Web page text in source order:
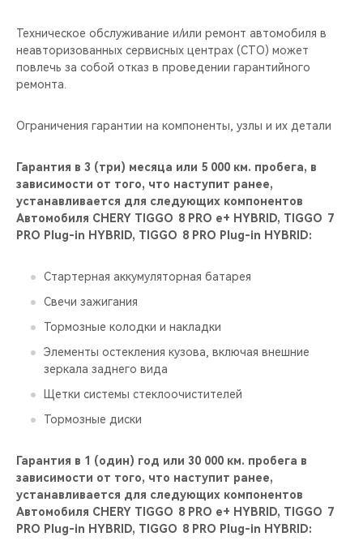
Техническое обслуживание и/или ремонт автомобиля в
неавторизованных сервисных центрах (СТО) может
повлечь за собой отказ в проведении гарантийного
ремонта.
Ограничения гарантии на компоненты, узлы и их детали
Гарантия в 3 (три) месяца или 5 000 км. пробега, в
зависимости от того, что наступит ранее,
устанавливается для следующих компонентов
Автомобиля CHERY TIGGO 8 PRO е+ HYBRID, TIGGO 7
PRO Plug-in HYBRID, TIGGO 8 PRO Plug-in HYBRID:
Стартерная аккумуляторная батарея
Свечи зажигания
Тормозные колодки и накладки
Элементы остекления кузова, включая внешние
зеркала заднего вида
Щетки системы стеклоочистителей
Тормозные диски
Гарантия в 1 (один) год или 30 000 км. пробега в
зависимости от того, что наступит ранее,
устанавливается для следующих компонентов
Автомобиля CHERY TIGGO 8 PRO е+ HYBRID, TIGGO 7
PRO Plug-in HYBRID, TIGGO 8 PRO Plug-in HYBRID: